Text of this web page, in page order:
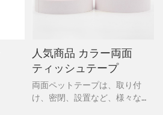
人気商品 カラー両面
ティッシュテープ
両面ペットテープは、取り付
け、密閉、設置など、様々な用